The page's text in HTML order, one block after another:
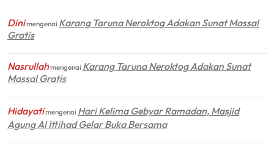
Dinimengenai Karang Taruna Neroktog Adakan Sunat Massal
Gratis
Nasrullahmengenai Karang Taruna Neroktog Adakan Sunat
Massal Gratis
Hidayatimengenai Hari Kelima Gebyar Ramadan, Masjid
Agung Al Ittihad Gelar Buka Bersama